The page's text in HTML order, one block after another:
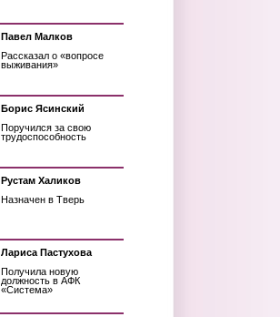
Павел Малков
Рассказал о «вопросе
выживания»
Борис Ясинский
Поручился за свою
трудоспособность
Рустам Халиков
Назначен в Тверь
Лариса Пастухова
Получила новую
должность в АФК
«Система»